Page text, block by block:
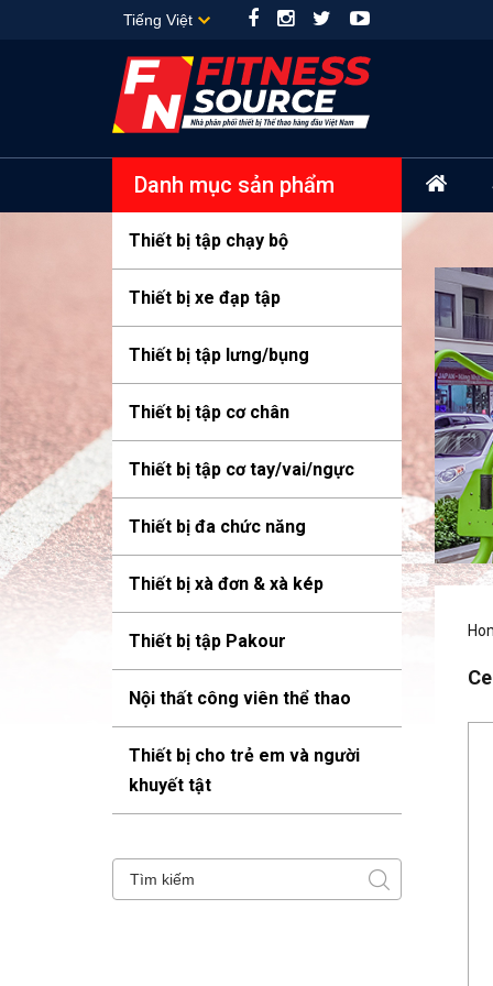
Danh mục sản phẩm
Thiết bị tập chạy bộ
Thiết bị xe đạp tập
Thiết bị tập lưng/bụng
Thiết bị tập cơ chân
Thiết bị tập cơ tay/vai/ngực
Thiết bị đa chức năng
Thiết bị xà đơn & xà kép
Thiết bị tập Pakour
Nội thất công viên thể thao
Thiết bị cho trẻ em và người
khuyết tật